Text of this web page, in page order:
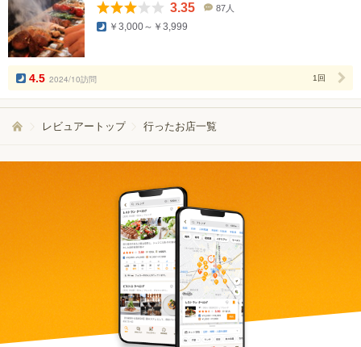
3.35
数
87人
￥3,000～￥3,999
4.5 2024/10訪問 1回
レビュアートップ 行ったお店一覧